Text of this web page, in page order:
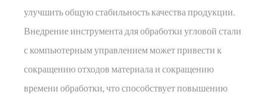
улучшить общую стабильность качества продукции.
Внедрение инструмента для обработки угловой стали
с компьютерным управлением может привести к
сокращению отходов материала и сокращению
времени обработки, что способствует повышению